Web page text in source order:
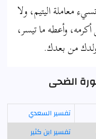
معاملة اليتيم، ولا
وأعطه ما تيسر،
من بعدك.
تفسير السعدي
تفسير ابن كثير